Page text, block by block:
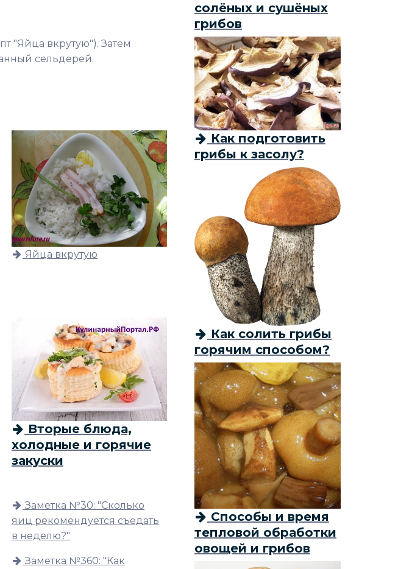
"Яйца вкрутую"). Затем
сельдерей.
Яйца вкрутую
Вторые блюда,
холодные и горячие
закуски
Заметка №30: "Сколько
яиц рекомендуется съедать
в неделю?"
Заметка №360: "Как
солёных и сушёных
грибов
Как подготовить
грибы к засолу?
Как солить грибы
горячим способом?
Способы и время
тепловой обработки
овощей и грибов